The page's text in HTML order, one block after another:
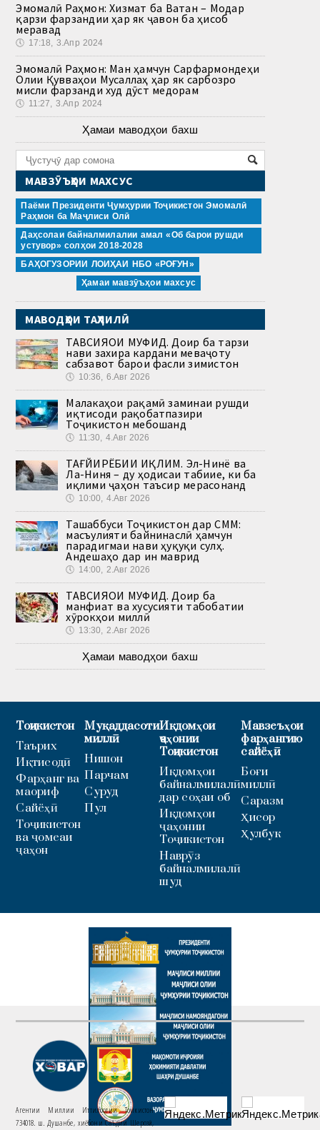
Эмомалӣ Раҳмон: Хизмат ба Ватан – Модар
қарзи фарзандии ҳар як ҷавон ба ҳисоб
меравад
🕔 17:18, 3.Апр 2024
Эмомалӣ Раҳмон: Ман ҳамчун Сарфармондеҳи
Олии Қувваҳои Мусаллаҳ ҳар як сарбозро
мисли фарзанди худ дӯст медорам
🕔 11:27, 3.Апр 2024
Ҳамаи маводҳои бахш
МАВЗӮЪҲОИ МАХСУС
Паёми Президенти Ҷумҳурии Тоҷикистон Эмомалӣ
Раҳмон ба Маҷлиси Олӣ
Даҳсолаи байналмилалии амал «Об барои рушди
устувор» солҳои 2018-2028
БАҲОГУЗОРИИ ЛОИҲАИ НБО «РОҒУН»
Ҳамаи мавзӯъҳои махсус
МАВОДҲОИ ТАҲЛИЛӢ
ТАВСИЯҲОИ МУФИД. Доир ба тарзи
нави захира кардани меваҷоту
сабзавот барои фасли зимистон
🕔 10:36, 6.Авг 2026
Малакаҳои рақамӣ заминаи рушди
иқтисоди рақобатпазири
Тоҷикистон мебошанд
🕔 11:30, 4.Авг 2026
ТАҒЙИРЁБИИ ИҚЛИМ. Эл-Нинё ва
Ла-Ниня – ду ҳодисаи табиие, ки ба
иқлими ҷаҳон таъсир мерасонанд
🕔 10:00, 4.Авг 2026
Ташаббуси Тоҷикистон дар СММ:
масъулияти байнинаслӣ ҳамчун
парадигмаи нави ҳуқуқи сулҳ.
Андешаҳо дар ин маврид
🕔 14:00, 2.Авг 2026
ТАВСИЯҲОИ МУФИД. Доир ба
манфиат ва хусусияти табобатии
хӯрокҳои миллӣ
🕔 13:30, 2.Авг 2026
Ҳамаи маводҳои бахш
Тоҷикистон
Таърих
Иқтисодӣ
Фарҳанг ва
маориф
Сайёҳӣ
Тоҷикистон
ва ҷомеаи
ҷаҳон
Муқаддасоти
миллӣ
Нишон
Парчам
Суруд
Пул
Иқдомҳои
ҷаҳонии
Тоҷикистон
Иқдомҳои
байналмилалӣ
дар соҳаи об
Иқдомҳои
ҷаҳонии
Тоҷикистон
Наврӯз
байналмилалӣ
шуд
Мавзеъҳои
фарҳангию
сайёҳӣ
Боғи
миллӣ
Саразм
Ҳисор
Ҳулбук
Агентии Миллии Иттилоотии Тоҷикистон
734018. ш. Душанбе, хиёбони Саъдии Шерозӣ,